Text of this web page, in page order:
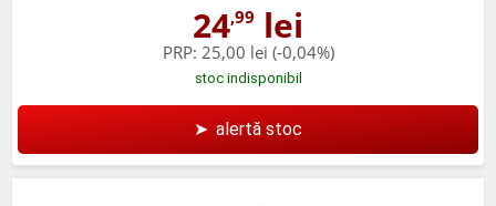
24,99 lei
PRP: 25,00 lei (-0,04%)
stoc indisponibil
➤ alertă stoc